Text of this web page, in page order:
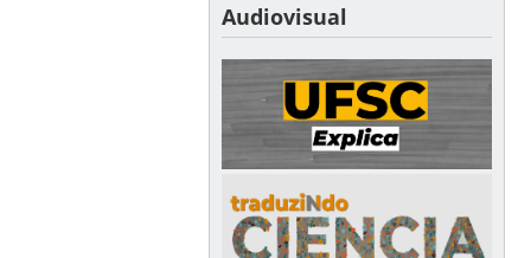
Audiovisual